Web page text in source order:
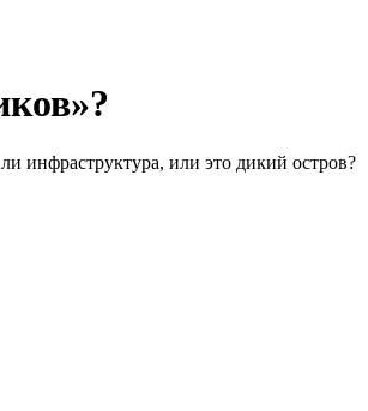
инфраструктура, или это дикий остров?